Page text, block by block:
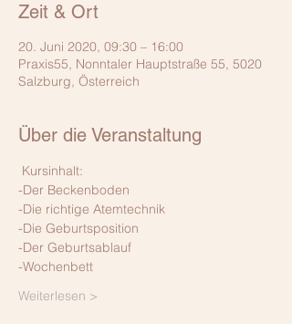
Zeit & Ort
20. Juni 2020, 09:30 – 16:00
Praxis55, Nonntaler Hauptstraße 55, 5020
Salzburg, Österreich
Über die Veranstaltung
Kursinhalt:
-Der Beckenboden
-Die richtige Atemtechnik
-Die Geburtsposition
-Der Geburtsablauf
-Wochenbett
Weiterlesen >